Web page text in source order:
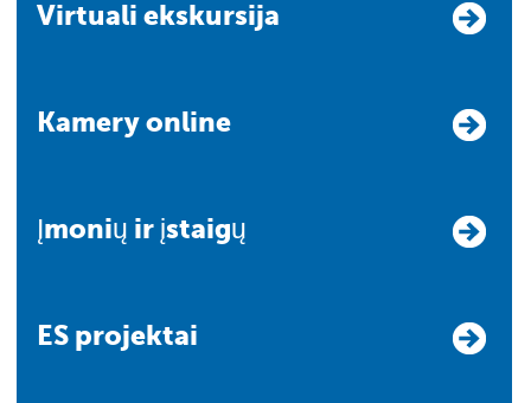
Virtuali ekskursija
Kamery online
Įmonių ir įstaigų
ES projektai